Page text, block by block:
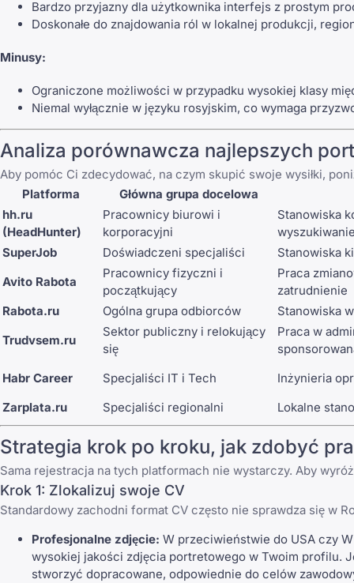
Bardzo przyjazny dla użytkownika interfejs z prostym
Doskonałe do znajdowania ról w lokalnej produkcji,
Minusy:
Ograniczone możliwości w przypadku wysokiej klasy
Niemal wyłącznie w języku rosyjskim, co wymaga
Analiza porównawcza najlepszych
Aby pomóc Ci zdecydować, na czym skupić swoje wysiłki,
Platforma
Główna grupa docelowa
hh.ru
(HeadHunter)
Pracownicy biurowi i
korporacyjni
Stanowiska
SuperJob
Doświadczeni specjaliści
Stanowiska
Avito Rabota
Pracownicy fizyczni i
początkujący
Praca
zatrudnienie
Rabota.ru
Ogólna grupa odbiorców
Stanowiska
Trudvsem.ru
Sektor publiczny i relokujący
się
Praca w
Habr Career
Specjaliści IT i Tech
Inżynieria
Zarplata.ru
Specjaliści regionalni Lokalne
Strategia krok po kroku, jak zdobyć
Sama rejestracja na tych platformach nie wystarczy. Aby
Krok 1: Zlokalizuj swoje CV
Standardowy zachodni format CV często nie sprawdza się w
Profesjonalne zdjęcie: W przeciwieństwie do USA czy
wysokiej jakości zdjęcia portretowego w Twoim profilu.
stworzyć dopracowane, odpowiednie do celów